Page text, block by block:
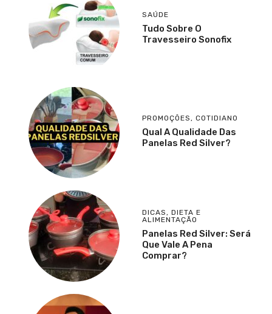
SAÚDE
Tudo Sobre O
Travesseiro Sonofix
PROMOÇÕES, COTIDIANO
Qual A Qualidade Das
Panelas Red Silver?
DICAS, DIETA E
ALIMENTAÇÃO
Panelas Red Silver: Será
Que Vale A Pena
Comprar?